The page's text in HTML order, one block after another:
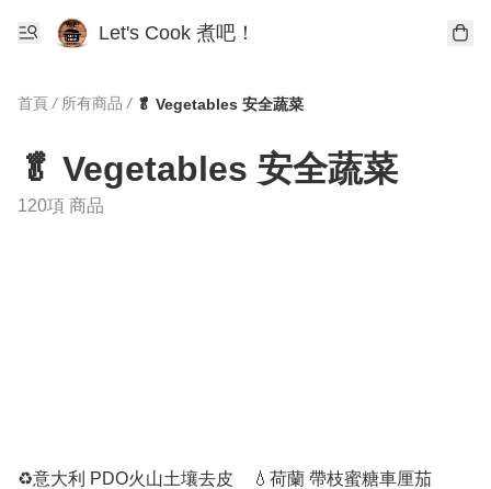
Let's Cook 煮吧！
首頁 / 所有商品 / 🥬 Vegetables 安全蔬菜
🥬 Vegetables 安全蔬菜
120項 商品
♻️意大利 PDO火山土壤去皮
💧荷蘭 帶枝蜜糖車厘茄